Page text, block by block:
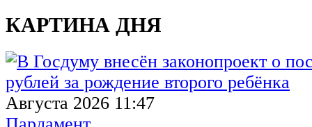
КАРТИНА ДНЯ
Августа 2026 11:47